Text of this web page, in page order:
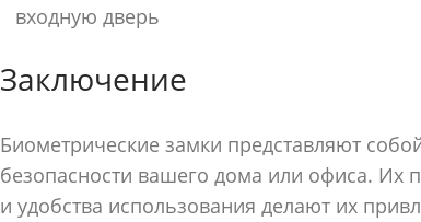
входную дверь
Заключение
Биометрические замки представляют
безопасности вашего дома или офиса. Их
и удобства использования делают их